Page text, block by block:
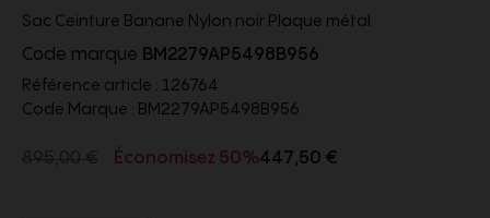
Sac Ceinture Banane Nylon noir Plaque métal
Code marque BM2279AP5498B956
Référence article : 126764
Code Marque : BM2279AP5498B956
Économisez 50%447,50 €